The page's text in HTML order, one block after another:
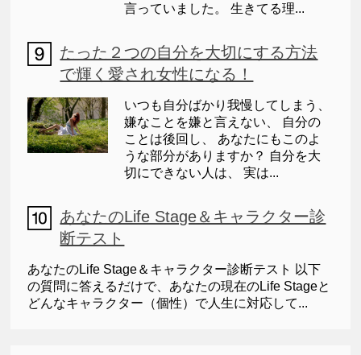
言っていました。 生きてる理...
たった２つの自分を大切にする方法
で輝く愛され女性になる！
いつも自分ばかり我慢してしまう、
嫌なことを嫌と言えない、 自分の
ことは後回し、 あなたにもこのよ
うな部分がありますか？ 自分を大
切にできない人は、 実は...
あなたのLife Stage＆キャラクター診
断テスト
あなたのLife Stage＆キャラクター診断テスト 以下
の質問に答えるだけで、あなたの現在のLife Stageと
どんなキャラクター（個性）で人生に対応して...